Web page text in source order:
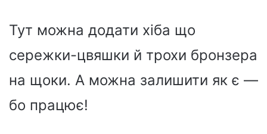
Тут можна додати хіба що
сережки-цвяшки й трохи бронзера
на щоки. А можна залишити як є —
бо працює!